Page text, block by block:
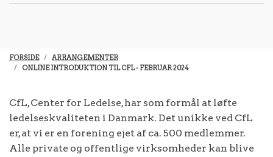
FORSIDE
ARRANGEMENTER
ONLINE INTRODUKTION TIL CFL - FEBRUAR 2024
CfL, Center for Ledelse, har som formål at løfte
ledelseskvaliteten i Danmark. Det unikke ved CfL
er, at vi er en forening ejet af ca. 500 medlemmer.
Alle private og offentlige virksomheder kan blive